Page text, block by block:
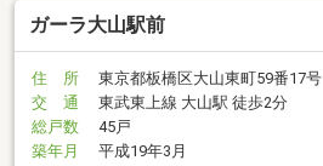
ガーラ大山駅前
住 所
東京都板橋区大山東町59番17号
交 通
東武東上線 大山駅 徒歩2分
総戸数
45戸
築年月
平成19年3月